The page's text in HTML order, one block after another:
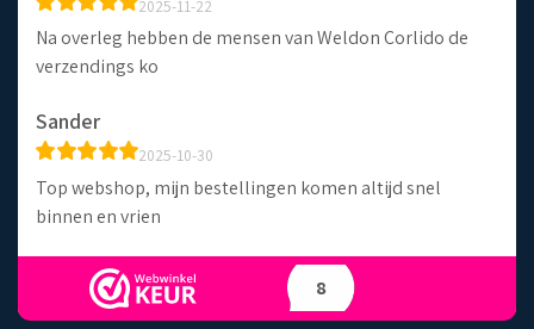
2025-11-22
Na overleg hebben de mensen van Weldon Corlido de
verzendings ko
Sander
2025-10-30
Top webshop, mijn bestellingen komen altijd snel
binnen en vrien
8